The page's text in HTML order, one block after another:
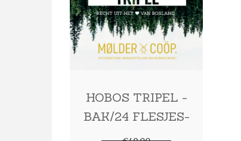
HOBOS TRIPEL -
BAK/24 FLESJES-